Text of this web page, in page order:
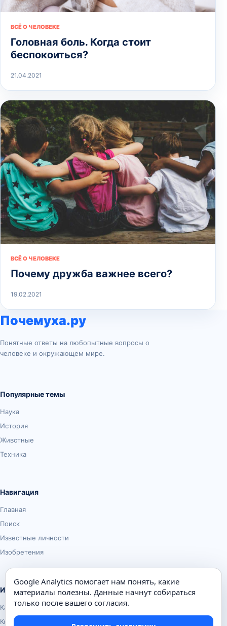
ВСЁ О ЧЕЛОВЕКЕ
Головная боль. Когда стоит
беспокоиться?
21.04.2021
ВСЁ О ЧЕЛОВЕКЕ
Почему дружба важнее всего?
19.02.2021
Почемуха.ру
Понятные ответы на любопытные вопросы о
человеке и окружающем мире.
Популярные темы
Наука
История
Животные
Техника
Навигация
Главная
Поиск
Известные личности
Изобретения
Информация
Карта сайта
Контакты
Google Analytics помогает нам понять, какие
материалы полезны. Данные начнут собираться
только после вашего согласия.